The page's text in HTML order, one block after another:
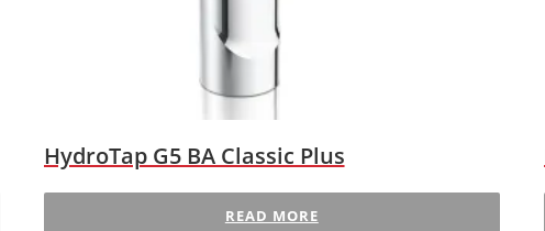
HydroTap G5 BA Classic Plus
READ MORE